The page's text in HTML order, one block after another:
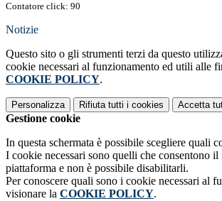
Contatore click: 90
Notizie
Questo sito o gli strumenti terzi da questo
cookie necessari al funzionamento ed utili alle
COOKIE POLICY.
Personalizza Rifiuta tutti i cookies Accetta
Gestione cookie
In questa schermata è possibile scegliere quali
I cookie necessari sono quelli che consentono
piattaforma e non è possibile disabilitarli.
Per conoscere quali sono i cookie necessari al
visionare la COOKIE POLICY.